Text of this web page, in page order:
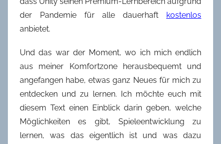
der Pandemie für alle dauerhaft
kostenlos
anbietet.
Und das war der Moment, wo ich mich endlich
aus meiner Komfortzone herausbequemt und
angefangen habe, etwas ganz Neues für mich zu
entdecken und zu lernen. Ich möchte euch mit
diesem Text einen Einblick darin geben, welche
Möglichkeiten es gibt, Spieleentwicklung zu
lernen, was das eigentlich ist und was dazu